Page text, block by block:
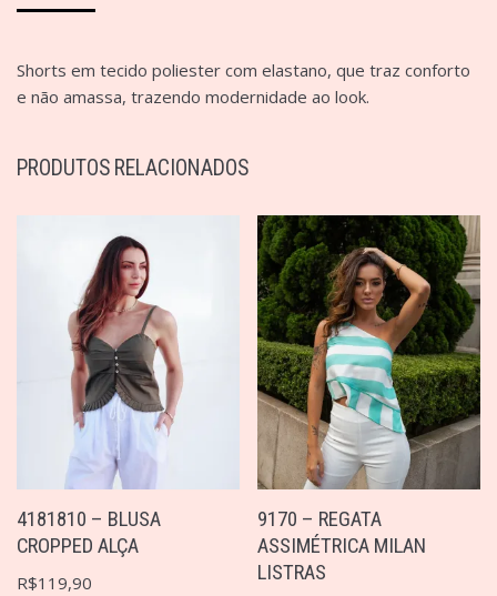
Shorts em tecido poliester com elastano, que traz conforto
e não amassa, trazendo modernidade ao look.
PRODUTOS RELACIONADOS
4181810 – BLUSA
CROPPED ALÇA
R$119,90
9170 – REGATA
ASSIMÉTRICA MILAN
LISTRAS